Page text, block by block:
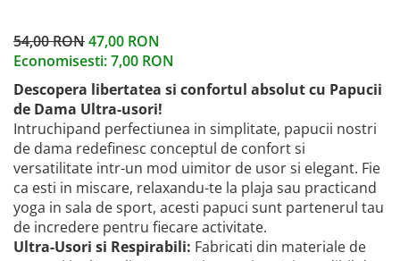
54,00 RON47,00 RON
Economisesti:7,00 RON
Descopera libertatea si confortul absolut cu Papucii
de Dama Ultra-usori!
Intruchipand perfectiunea in simplitate, papucii nostri
de dama redefinesc conceptul de confort si
versatilitate intr-un mod uimitor de usor si elegant. Fie
ca esti in miscare, relaxandu-te la plaja sau practicand
yoga in sala de sport, acesti papuci sunt partenerul tau
de incredere pentru fiecare activitate.
Ultra-Usori si Respirabili: Fabricati din materiale de